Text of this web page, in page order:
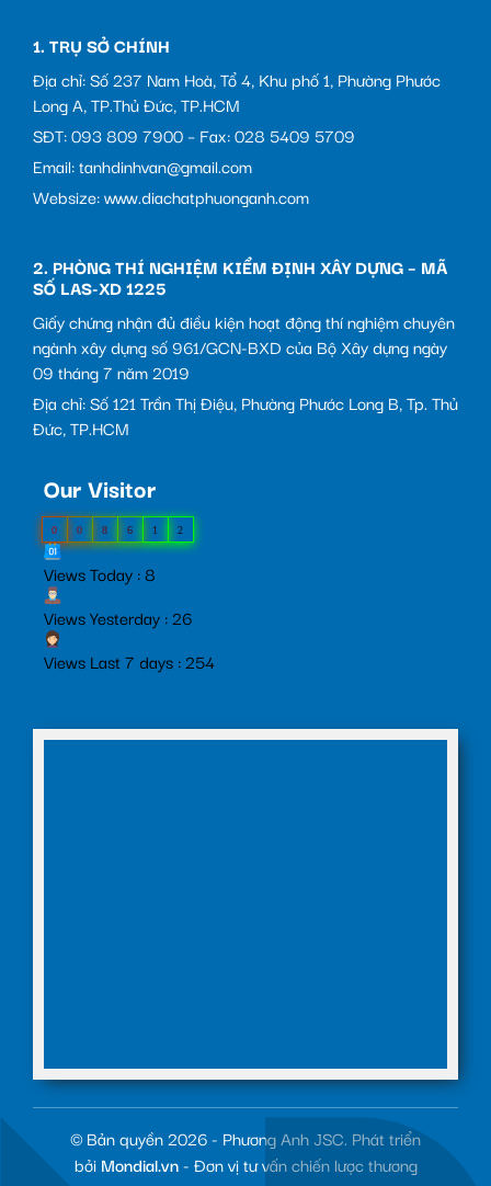
1. TRỤ SỞ CHÍNH
Địa chỉ: Số 237 Nam Hoà, Tổ 4, Khu phố 1, Phường Phước
Long A, TP.Thủ Đức, TP.HCM
SĐT: 093 809 7900 – Fax: 028 5409 5709
Email: tanhdinhvan@gmail.com
Websize: www.diachatphuonganh.com
2. PHÒNG THÍ NGHIỆM KIỂM ĐỊNH XÂY DỰNG – MÃ
SỐ LAS-XD 1225
Giấy chứng nhận đủ điều kiện hoạt động thí nghiệm chuyên
ngành xây dựng số 961/GCN-BXD của Bộ Xây dựng ngày
09 tháng 7 năm 2019
Địa chỉ: Số 121 Trần Thị Điệu, Phường Phước Long B, Tp. Thủ
Đức, TP.HCM
Our Visitor
0 0 8 6 1 2
Views Today : 8
Views Yesterday : 26
Views Last 7 days : 254
© Bản quyền 2026 - Phương Anh JSC. Phát triển
bởi Mondial.vn- Đơn vị tư vấn chiến lược thương